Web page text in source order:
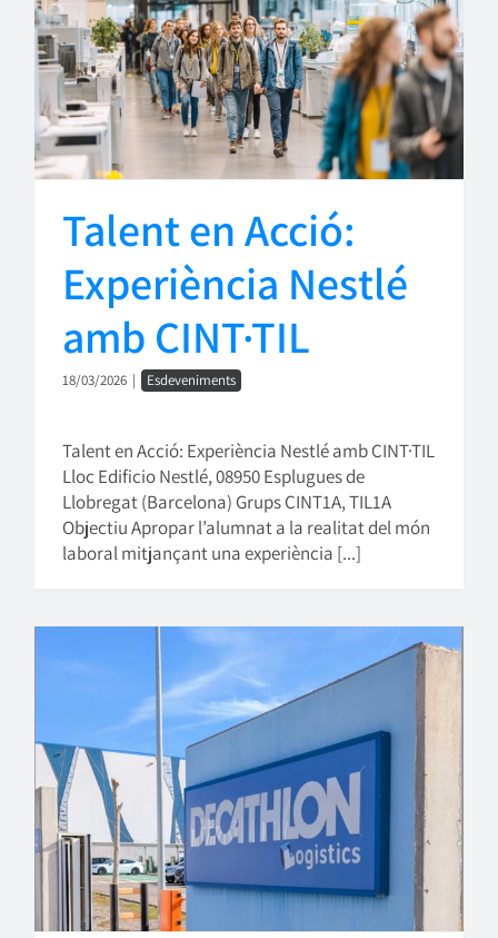
Talent en Acció:
Experiència Nestlé
amb CINT·TIL
18/03/2026 | Esdeveniments
Talent en Acció: Experiència Nestlé amb CINT·TIL
Lloc Edificio Nestlé, 08950 Esplugues de
Llobregat (Barcelona) Grups CINT1A, TIL1A
Objectiu Apropar l’alumnat a la realitat del món
laboral mitjançant una experiència [...]